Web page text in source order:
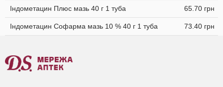
Індометацин Плюс мазь 40 г 1 туба 65.70 грн
Індометацин Софарма мазь 10 % 40 г 1 туба 73.40 грн